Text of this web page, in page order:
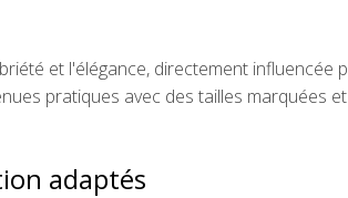
et l'élégance, directement influencée
pratiques avec des tailles marquées
adaptés